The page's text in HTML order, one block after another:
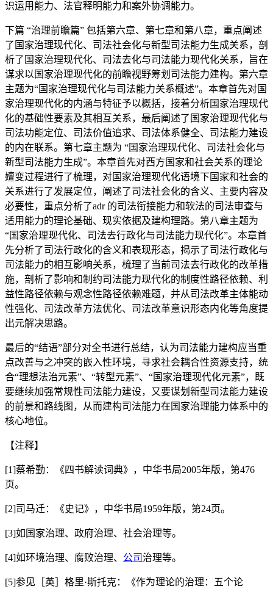
识运用能力、法官释明能力和案外协调能力。
下篇 “治理前瞻篇” 包括第六章、第七章和第八章，重点阐述
了国家治理现代化、司法社会化与新型司法能力生成关系，剖
析了国家治理现代化、司法去化与司法能力现代化关系，旨在
谋求以国家治理现代化的前瞻视野筹划司法能力建构。第六章
主题为“国家治理现代化与司法能力关系概述”。本章首先对国
家治理现代化的内涵与特征予以概括，接着分析国家治理现代
化的基础性要素及其相互关系，最后阐述了国家治理现代化与
司法功能定位、司法价值追求、司法体系健全、司法能力建设
的内在联系。第七章主题为 “国家治理现代化、司法社会化与
新型司法能力生成”。本章首先对西方国家和社会关系的理论
嬗变过程进行了梳理，对国家治理现代化语境下国家和社会的
关系进行了发展定位，阐述了司法社会化的含义、主要内容及
必要性，重点分析了adr 的司法衔接能力和软法的司法审查与
适用能力的理论基础、现实依据及建构理路。第八章主题为
“国家治理现代化、司法去行政化与司法能力现代化”。本章首
先分析了司法行政化的含义和表现形态，揭示了司法行政化与
司法能力的相互影响关系，梳理了当前司法去行政化的改革措
施，剖析了影响和制约司法能力现代化的制度性路径依赖、利
益性路径依赖与观念性路径依赖难题，并从司法改革主体能动
性强化、司法改革方法优化、司法改革意识形态内化等角度提
出元解决思路。
最后的“结语”部分对全书进行总结，认为司法能力建构应当重
点改善与之冲突的嵌入性环境，寻求社会耦合性资源支持，统
合“理想法治元素”、“转型元素”、“国家治理现代化元素”，既
要继续加强常规性司法能力建设，又要谋划新型司法能力建设
的前景和路线图，从而建构司法能力在国家治理能力体系中的
核心地位。
【注释】
[1]蔡希勤：《四书解读词典》，中华书局2005年版，第476
页。
[2]司马迁：《史记》，中华书局1959年版，第24页。
[3]如国家治理、政府治理、社会治理等。
[4]如环境治理、腐败治理、 公司 治理等。
[5]参见［英］格里·斯托克：《作为理论的治理：五个论